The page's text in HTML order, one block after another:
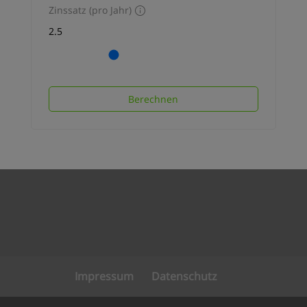
Zinssatz (pro Jahr)
Berechnen
Impressum Datenschutz